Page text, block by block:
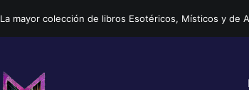
La mayor colección de libros Esotéricos, Místicos y de